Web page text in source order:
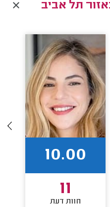
תל אביב
10.00
11
חוות דעת